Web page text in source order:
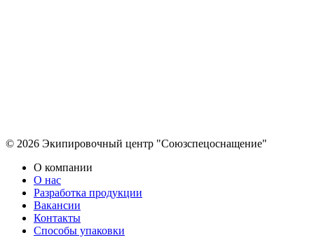
© 2026 Экипировочный центр "Союзспецоснащение"
О компании
О нас
Разработка продукции
Вакансии
Контакты
Способы упаковки